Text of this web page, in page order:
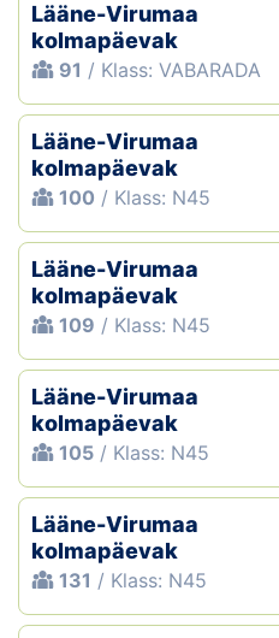
Lääne-Virumaa
kolmapäevak
91 / Klass: VABARADA
Lääne-Virumaa
kolmapäevak
100 / Klass: N45
Lääne-Virumaa
kolmapäevak
109 / Klass: N45
Lääne-Virumaa
kolmapäevak
105 / Klass: N45
Lääne-Virumaa
kolmapäevak
131 / Klass: N45